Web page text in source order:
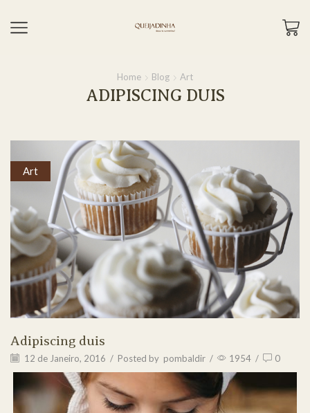
Home Blog Art
ADIPISCING DUIS
Art
Adipiscing duis
12 de Janeiro, 2016 / Posted by pombaldir / 1954 / 0